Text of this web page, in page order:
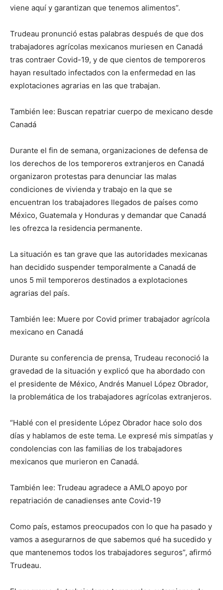
viene aquí y garantizan que tenemos alimentos”.
Trudeau pronunció estas palabras después de que dos
trabajadores agrícolas mexicanos muriesen en Canadá
tras contraer Covid-19, y de que cientos de temporeros
hayan resultado infectados con la enfermedad en las
explotaciones agrarias en las que trabajan.
También lee: Buscan repatriar cuerpo de mexicano desde
Canadá
Durante el fin de semana, organizaciones de defensa de
los derechos de los temporeros extranjeros en Canadá
organizaron protestas para denunciar las malas
condiciones de vivienda y trabajo en la que se
encuentran los trabajadores llegados de países como
México, Guatemala y Honduras y demandar que Canadá
les ofrezca la residencia permanente.
La situación es tan grave que las autoridades mexicanas
han decidido suspender temporalmente a Canadá de
unos 5 mil temporeros destinados a explotaciones
agrarias del país.
También lee: Muere por Covid primer trabajador agrícola
mexicano en Canadá
Durante su conferencia de prensa, Trudeau reconoció la
gravedad de la situación y explicó que ha abordado con
el presidente de México, Andrés Manuel López Obrador,
la problemática de los trabajadores agrícolas extranjeros.
“Hablé con el presidente López Obrador hace solo dos
días y hablamos de este tema. Le expresé mis simpatías y
condolencias con las familias de los trabajadores
mexicanos que murieron en Canadá.
También lee: Trudeau agradece a AMLO apoyo por
repatriación de canadienses ante Covid-19
Como país, estamos preocupados con lo que ha pasado y
vamos a asegurarnos de que sabemos qué ha sucedido y
que mantenemos todos los trabajadores seguros”, afirmó
Trudeau.